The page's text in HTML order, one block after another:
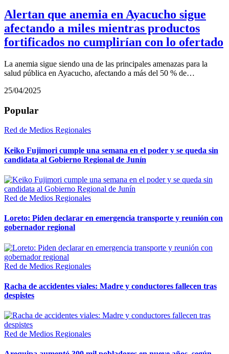
Alertan que anemia en Ayacucho sigue
afectando a miles mientras productos
fortificados no cumplirían con lo ofertado
La anemia sigue siendo una de las principales amenazas para la
salud pública en Ayacucho, afectando a más del 50 % de…
25/04/2025
Popular
Red de Medios Regionales
Keiko Fujimori cumple una semana en el poder y se queda sin
candidata al Gobierno Regional de Junín
Red de Medios Regionales
Loreto: Piden declarar en emergencia transporte y reunión con
gobernador regional
Red de Medios Regionales
Racha de accidentes viales: Madre y conductores fallecen tras
despistes
Red de Medios Regionales